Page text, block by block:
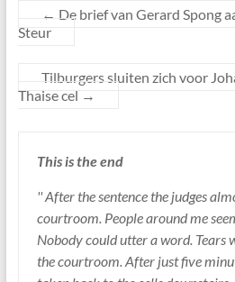
← De brief van Gerard Spong
Steur
Tilburgers sluiten zich voor
Thaise cel →
This is the end
'' After the sentence the judges
courtroom. People around me
Nobody could utter a word. Tears
the courtroom. After just five